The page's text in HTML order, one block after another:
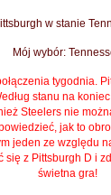
w stanie
Mój wybór:
tygodnia.
stanu na
Steelers nie
jak to
jeden ze względu
z Pittsburgh D i
świetna gra!